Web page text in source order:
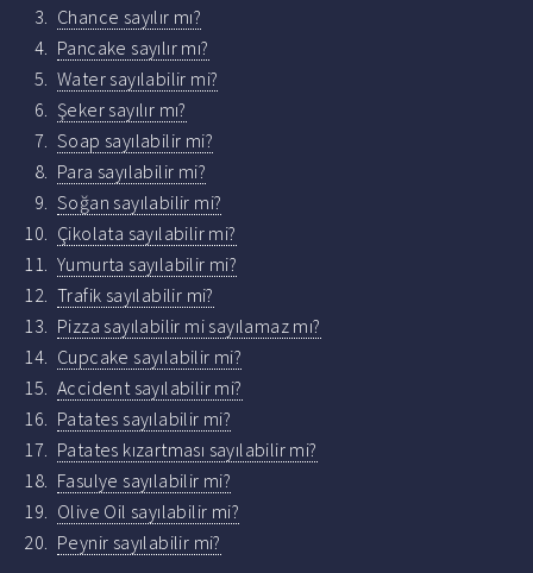
Chance sayılır mı?
Pancake sayılır mı?
Water sayılabilir mi?
Şeker sayılır mı?
Soap sayılabilir mi?
Para sayılabilir mi?
Soğan sayılabilir mi?
Çikolata sayılabilir mi?
Yumurta sayılabilir mi?
Trafik sayılabilir mi?
Pizza sayılabilir mi sayılamaz mı?
Cupcake sayılabilir mi?
Accident sayılabilir mi?
Patates sayılabilir mi?
Patates kızartması sayılabilir mi?
Fasulye sayılabilir mi?
Olive Oil sayılabilir mi?
Peynir sayılabilir mi?